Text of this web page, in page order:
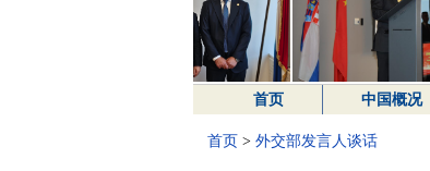
首页 中国概况
首页 > 外交部发言人谈话